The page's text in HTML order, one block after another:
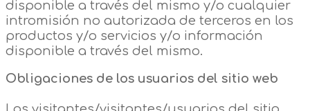
disponible a través del mismo y/o cualquier
intromisión no autorizada de terceros en los
productos y/o servicios y/o información
disponible a través del mismo.
Obligaciones de los usuarios del sitio web